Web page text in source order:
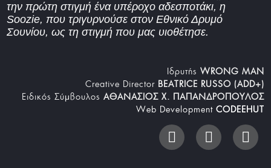
την πρώτη στιγμή ένα υπέροχο αδεσποτάκι, η
Soozie, που τριγυρνούσε στον Εθνικό Δρυμό
Σουνίου, ως τη στιγμή που μας υιοθέτησε.
Iδρυτής WRONG MAN
Creative Director BEATRICE RUSSO (ADD+)
Ειδικός Σύμβουλος ΑΘΑΝΑΣΙΟΣ Χ. ΠΑΠΑΝΔΡΟΠΟΥΛΟΣ
Web Development CODEEHUT